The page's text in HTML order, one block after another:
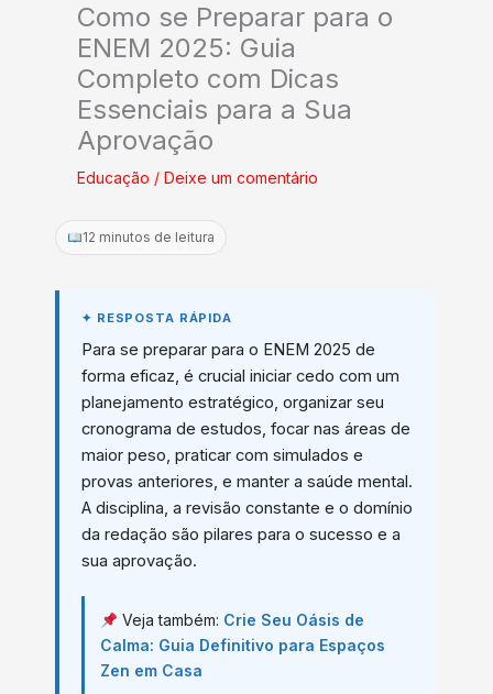
Como se Preparar para o
ENEM 2025: Guia
Completo com Dicas
Essenciais para a Sua
Aprovação
Educação / Deixe um comentário
12 minutos de leitura
Para se preparar para o ENEM 2025 de
forma eficaz, é crucial iniciar cedo com um
planejamento estratégico, organizar seu
cronograma de estudos, focar nas áreas de
maior peso, praticar com simulados e
provas anteriores, e manter a saúde mental.
A disciplina, a revisão constante e o domínio
da redação são pilares para o sucesso e a
sua aprovação.
Veja também: Crie Seu Oásis de
Calma: Guia Definitivo para Espaços
Zen em Casa